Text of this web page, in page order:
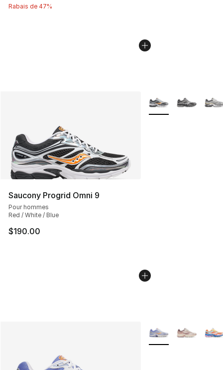
Rabais de 47%
Saucony Progrid Omni 9
Pour hommes
Red / White / Blue
$190.00
Plus de couleurs
Plus de couleurs